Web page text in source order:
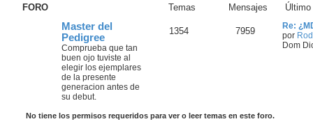
FORO Temas Mensajes
Master del
Pedigree
Comprueba que tan
buen ojo tuviste al
elegir los ejemplares
de la presente
generacion antes de
su debut.
1354 7959
Re:
por
Dom
No tiene los permisos requeridos para ver o leer temas en este foro.